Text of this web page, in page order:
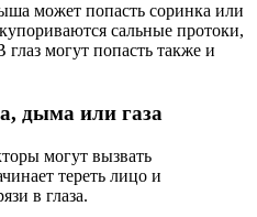
может попасть соринка или
сальные протоки,
могут попасть также и
дыма или газа
могут вызвать
тереть лицо и
в глаза.